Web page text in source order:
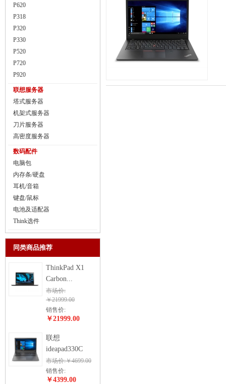
P620
P318
P320
P330
P520
P720
P920
联想服务器
塔式服务器
机架式服务器
刀片服务器
高密度服务器
数码配件
电脑包
内存条/硬盘
耳机/音箱
键盘/鼠标
电池及适配器
Think选件
同类商品推荐
ThinkPad X1
Carbon...
市场价:
￥21999.00
销售价:
￥21999.00
联想
ideapad330C
市场价:￥4699.00
销售价:
￥4399.00